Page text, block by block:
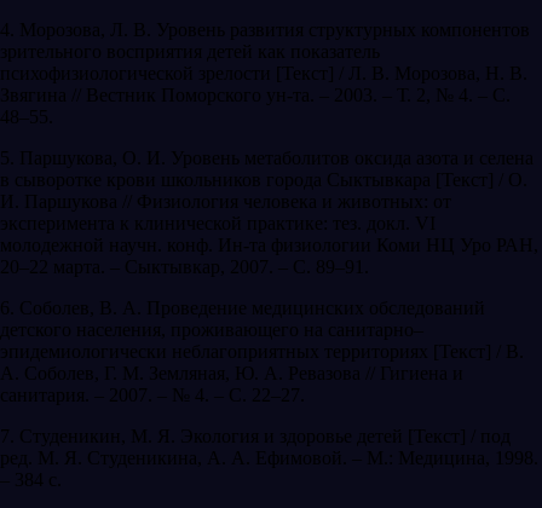
4. Морозова, Л. В. Уровень развития структурных компонентов
зрительного восприятия детей как показатель
психофизиологической зрелости [Текст] / Л. В. Морозова, Н. В.
Звягина // Вестник Поморского ун-та. – 2003. – Т. 2, № 4. – С.
48–55.
5. Паршукова, О. И. Уровень метаболитов оксида азота и селена
в сыворотке крови школьников города Сыктывкара [Текст] / О.
И. Паршукова // Физиология человека и животных: от
эксперимента к клинической практике: тез. докл. VI
молодежной научн. конф. Ин-та физиологии Коми НЦ Уро РАН,
20–22 марта. – Сыктывкар, 2007. – С. 89–91.
6. Соболев, В. А. Проведение медицинских обследований
детского населения, проживающего на санитарно–
эпидемиологически неблагоприятных территориях [Текст] / В.
А. Соболев, Г. М. Земляная, Ю. А. Ревазова // Гигиена и
санитария. – 2007. – № 4. – С. 22–27.
7. Студеникин, М. Я. Экология и здоровье детей [Текст] / под
ред. М. Я. Студеникина, А. А. Ефимовой. – М.: Медицина, 1998.
– 384 с.